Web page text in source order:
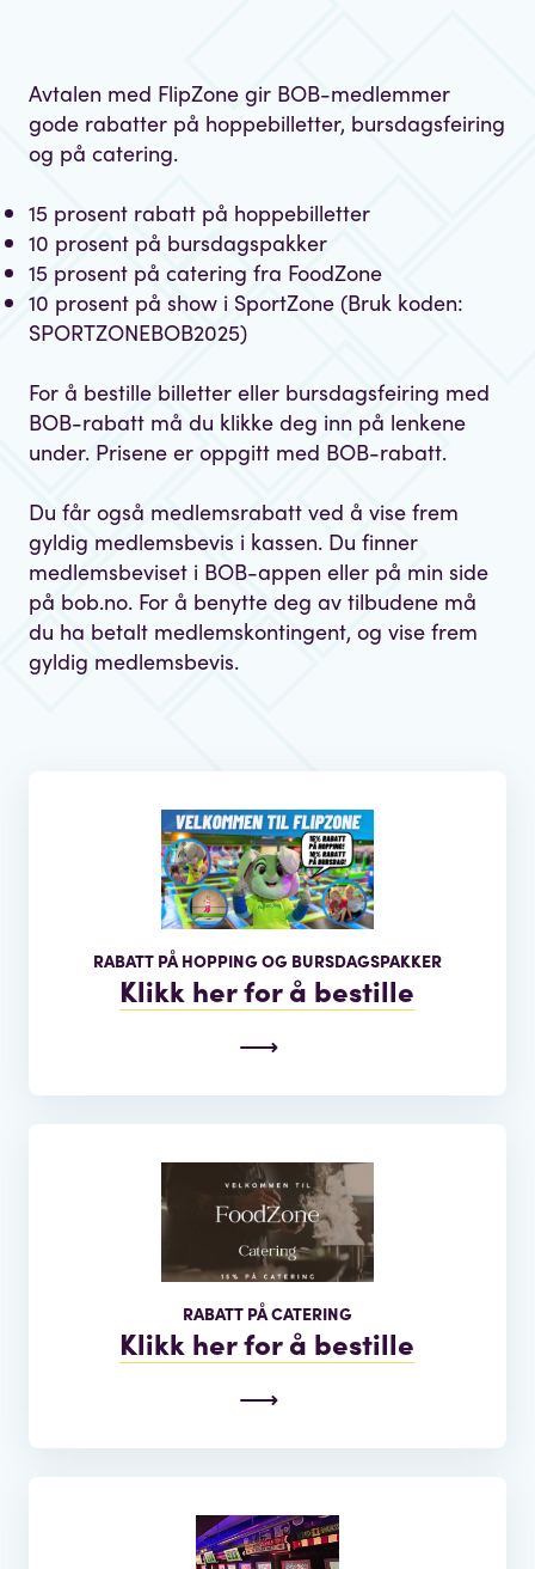
Avtalen med FlipZone gir BOB-medlemmer
gode rabatter på hoppebilletter, bursdagsfeiring
og på catering.
15 prosent rabatt på hoppebilletter
10 prosent på bursdagspakker
15 prosent på catering fra FoodZone
10 prosent på show i SportZone (Bruk koden:
SPORTZONEBOB2025)
For å bestille billetter eller bursdagsfeiring med
BOB-rabatt må du klikke deg inn på lenkene
under. Prisene er oppgitt med BOB-rabatt.
Du får også medlemsrabatt ved å vise frem
gyldig medlemsbevis i kassen. Du finner
medlemsbeviset i BOB-appen eller på min side
på bob.no. For å benytte deg av tilbudene må
du ha betalt medlemskontingent, og vise frem
gyldig medlemsbevis.
RABATT PÅ HOPPING OG BURSDAGSPAKKER
Klikk her for å bestille
RABATT PÅ CATERING
Klikk her for å bestille